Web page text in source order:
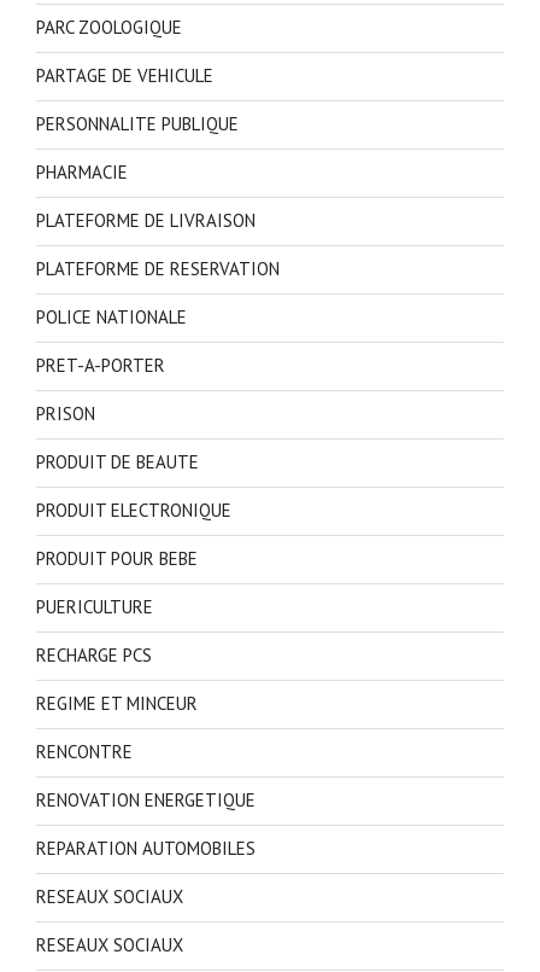
PARC ZOOLOGIQUE
PARTAGE DE VEHICULE
PERSONNALITE PUBLIQUE
PHARMACIE
PLATEFORME DE LIVRAISON
PLATEFORME DE RESERVATION
POLICE NATIONALE
PRET-A-PORTER
PRISON
PRODUIT DE BEAUTE
PRODUIT ELECTRONIQUE
PRODUIT POUR BEBE
PUERICULTURE
RECHARGE PCS
REGIME ET MINCEUR
RENCONTRE
RENOVATION ENERGETIQUE
REPARATION AUTOMOBILES
RESEAUX SOCIAUX
RESEAUX SOCIAUX